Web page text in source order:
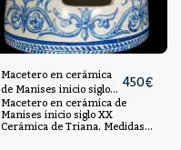
Macetero en cerámica
de Manises inicio siglo
XX
450€
Macetero en cerámica de
Manises inicio siglo XX
Cerámica de Triana. Medidas: